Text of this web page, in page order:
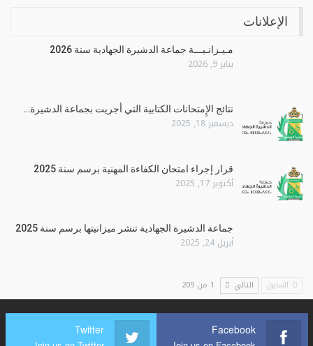
الإعلانات
مـيـزانـيـــة جماعة الدشيرة الجهادية سنة 2026
يناير 9, 2026
نتائج الإِمتحانات الكتابية التي أجريت بجماعة الدشيرة…
ديسمبر 18, 2025
قرار إجراء امتحان الكفاءة المهنية برسم سنة 2025
أكتوبر 17, 2025
جماعة الدشيرة الجهادية تنشر ميزانيتها برسم سنة 2025
أبريل 24, 2025
السابق التالي 1 من 209
Facebook
Twitter